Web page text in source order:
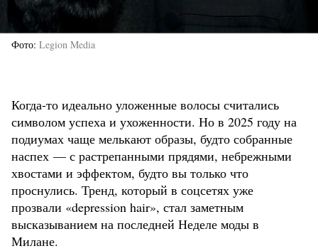
Фото Legion Media
Когда-то идеально уложенные волосы считались
символом успеха и ухоженности. Но в 2025 году на
подиумах чаще мелькают образы, будто собранные
наспех — с растрепанными прядями, небрежными
хвостами и эффектом, будто вы только что
проснулись. Тренд, который в соцсетях уже
прозвали «depression hair», стал заметным
высказыванием на последней Неделе моды в
Милане.